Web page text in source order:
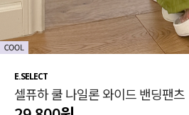
살안타템
110사이즈
티셔츠
팬츠
스
언더
E.SELECT
셀퓨하 쿨 나일론 와이드 밴딩팬츠